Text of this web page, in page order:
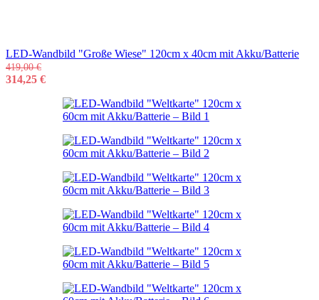
LED-Wandbild "Große Wiese" 120cm x 40cm mit Akku/Batterie
419,00€
314,25 €